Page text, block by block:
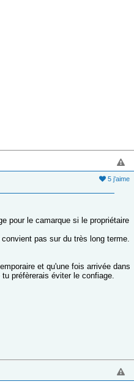
5 j'aime
pour le camarque si le propriétaire
pas sur du très long terme.
et qu'une fois arrivée dans
préfèrerais éviter le confiage.